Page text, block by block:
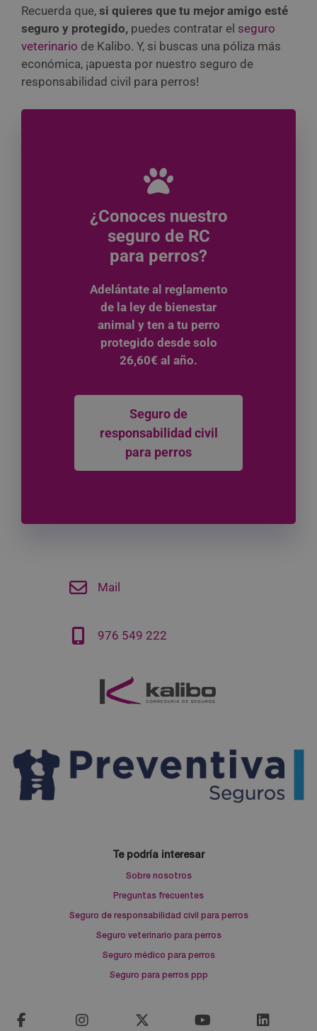
Recuerda que, si quieres que tu mejor amigo esté
seguro y protegido, puedes contratar el seguro
veterinario de Kalibo. Y, si buscas una póliza más
económica, ¡apuesta por nuestro seguro de
responsabilidad civil para perros!
¿Conoces nuestro
seguro de RC
para perros?
Adelántate al reglamento
de la ley de bienestar
animal y ten a tu perro
protegido desde solo
26,60€ al año.
Seguro de
responsabilidad civil
para perros
Mail
976 549 222
Te podría interesar
Sobre nosotros
Preguntas frecuentes
Seguro de responsabilidad civil para perros
Seguro veterinario para perros
Seguro médico para perros
Seguro para perros ppp